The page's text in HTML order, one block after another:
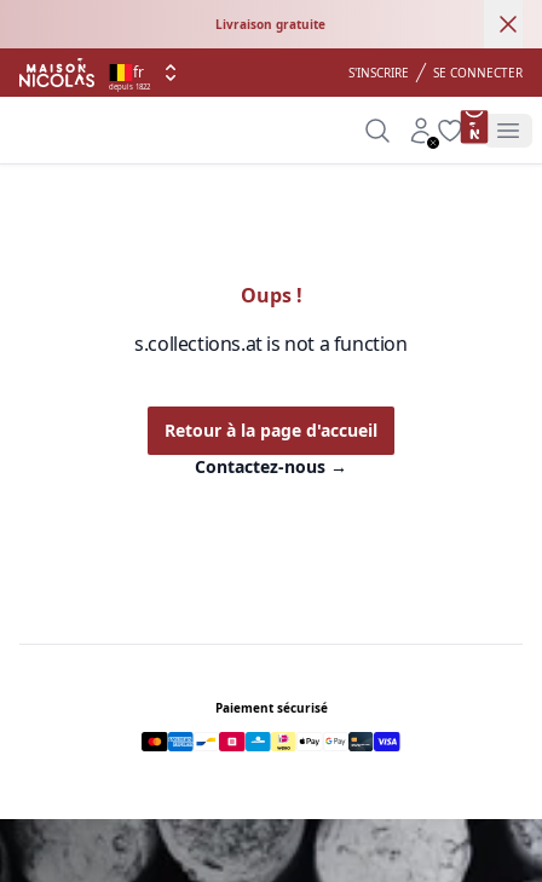
Livraison gratuite
depuis 1822
fr S'INSCRIRE SE CONNECTER
SearchAccount
Wishlist
Oups !
s.collections.at is not a function
Retour à la page d'accueil
Contactez-nous →
Paiement sécurisé